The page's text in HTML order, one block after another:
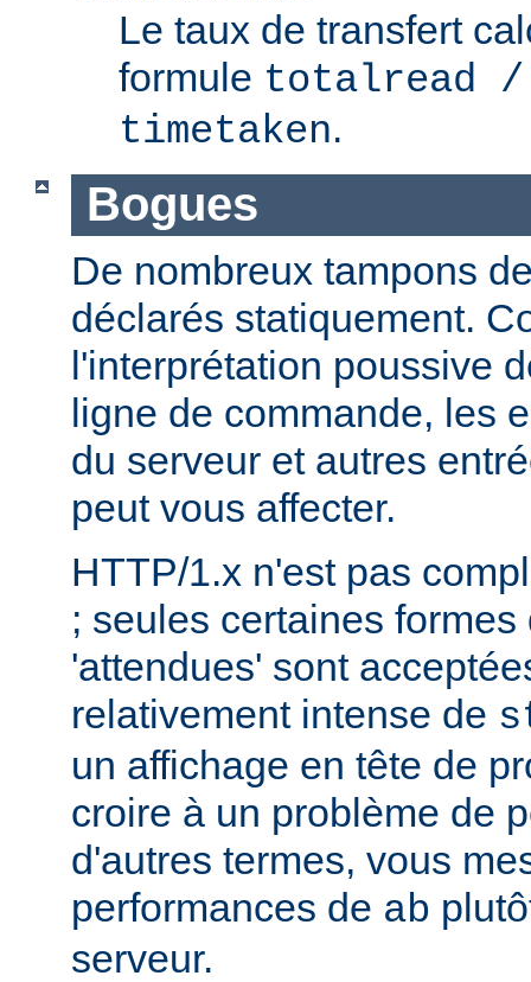
Le taux de transfert
formule totalread /
timetaken.
Bogues
De nombreux tampons
déclarés statiquement.
l'interprétation poussive
ligne de commande, les
du serveur et autres
peut vous affecter.
HTTP/1.x n'est pas
; seules certaines
'attendues' sont
relativement intense de
un affichage en tête de
croire à un problème de
d'autres termes, vous
performances de ab
serveur.